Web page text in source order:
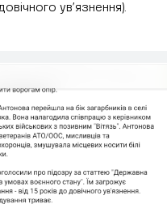
ув’язнення).